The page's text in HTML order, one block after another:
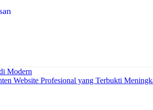
Modern
Website Profesional yang Terbukti